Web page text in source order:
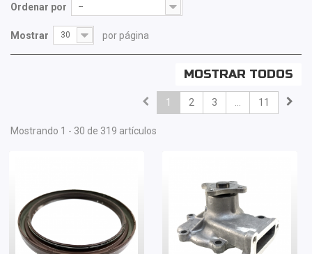
Ordenar por --
Mostrar 30 por página
MOSTRAR TODOS
1 2 3 ... 11
Mostrando 1 - 30 de 319 artículos